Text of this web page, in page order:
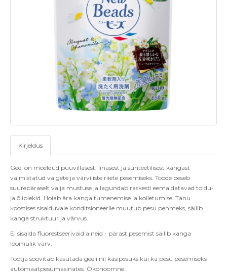
Kirjeldus
Geel on mõeldud puuvillasest, linasest ja sünteetilisest kangast
valmistatud valgete ja värviliste riiete pesemiseks. Toode peseb
suurepäraselt välja mustuse ja lagundab raskesti eemaldatavad toidu-
ja õliplekid. Hoiab ära kanga tumenemise ja kolletumise. Tänu
koostises sisalduvale konditsioneerile muutub pesu pehmeks, säilib
kanga struktuur ja värvus.
Ei sisalda fluorestseerivaid aineid - pärast pesemist säilib kanga
loomulik värv.
Tootja soovitab kasutada geeli nii käsipesuks kui ka pesu pesemiseks
automaatpesumasinates. Ökonoomne.